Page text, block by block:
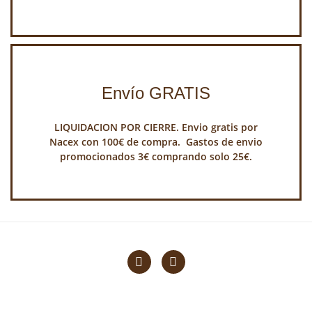
Envío GRATIS
LIQUIDACION POR CIERRE. Envio gratis por
Nacex con 100€ de compra. Gastos de envio
promocionados 3€ comprando solo 25€.